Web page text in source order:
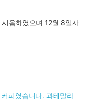
음하였으며 12월 8일자
피였습니다. 과테말라